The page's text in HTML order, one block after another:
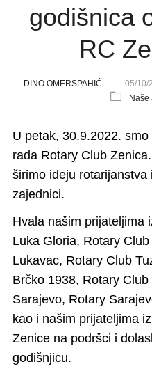
godišnica
RC
DINO OMERSPAHIĆ 05/10/
Naše
U petak, 30.9.2022.
rada Rotary Club Zenica
širimo ideju rotarijanstva
zajednici.
Hvala našim prijateljima
Luka Gloria, Rotary
Lukavac, Rotary Club
Brčko 1938, Rotary Club
Sarajevo, Rotary
kao i našim prijateljima
Zenice na podršci i
godišnjicu.